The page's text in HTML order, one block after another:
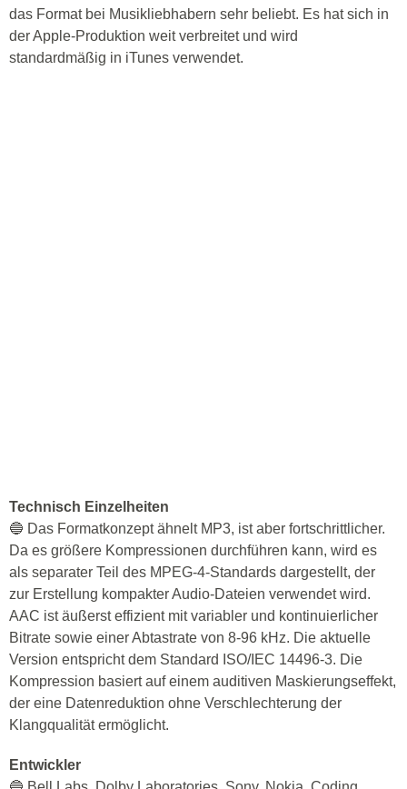
das Format bei Musikliebhabern sehr beliebt. Es hat sich in
der Apple-Produktion weit verbreitet und wird
standardmäßig in iTunes verwendet.
Technisch Einzelheiten
🔵 Das Formatkonzept ähnelt MP3, ist aber fortschrittlicher.
Da es größere Kompressionen durchführen kann, wird es
als separater Teil des MPEG-4-Standards dargestellt, der
zur Erstellung kompakter Audio-Dateien verwendet wird.
AAC ist äußerst effizient mit variabler und kontinuierlicher
Bitrate sowie einer Abtastrate von 8-96 kHz. Die aktuelle
Version entspricht dem Standard ISO/IEC 14496-3. Die
Kompression basiert auf einem auditiven Maskierungseffekt,
der eine Datenreduktion ohne Verschlechterung der
Klangqualität ermöglicht.
Entwickler